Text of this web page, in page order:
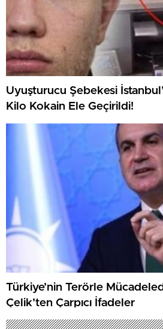
Uyuşturucu Şebekesi
Kilo Kokain Ele Geçirildi!
Türkiye’nin Terörle
Çelik’ten Çarpıcı İfadeler